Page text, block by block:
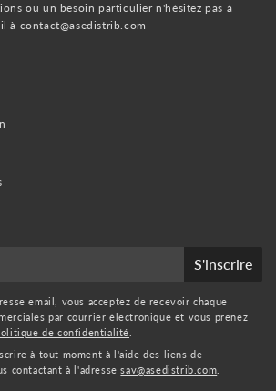
ou un besoin particulier n'hésitez pas à
à contact@asedistrib.com
S'inscrire
email, vous acceptez de recevoir chaque
par courrier électronique et vous prenez
de confidentialité
à tout moment à l'aide des liens de
contactant à l'adressesav@asedistrib.com